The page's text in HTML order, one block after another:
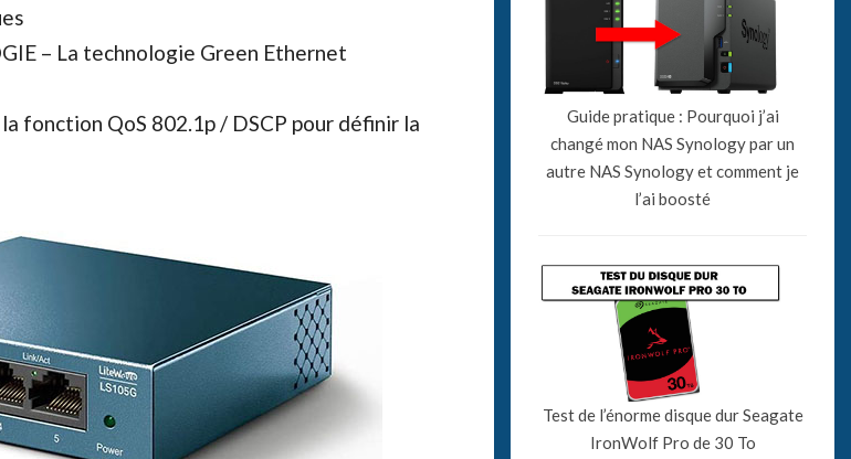
– La technologie Green Ethernet
fonction QoS 802.1p / DSCP pour définir la
Guide pratique : Pourquoi j’ai
changé mon NAS Synology par un
autre NAS Synology et comment je
l’ai boosté
Test de l’énorme disque dur Seagate
IronWolf Pro de 30 To